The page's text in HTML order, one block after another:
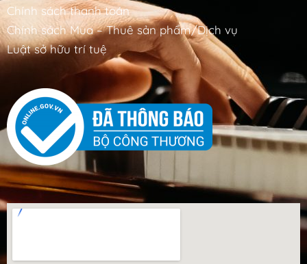
Chính sách thanh toán
Chính sách Mua – Thuê sản phẩm/Dịch vụ
Luật sở hữu trí tuệ